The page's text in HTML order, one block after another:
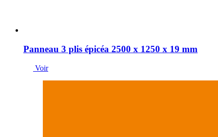
Panneau 3 plis épicéa 2500 x 1250 x 19 mm
Voir